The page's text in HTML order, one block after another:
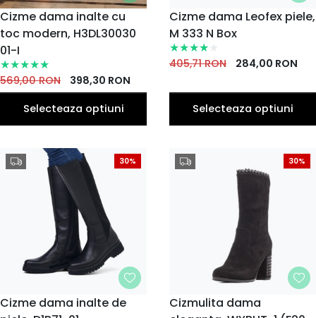
MARIME
36
EU
37
EU
38
EU
39
EU
40
EU
41
EU
Cizme dama inalte cu
toc modern, H3DL30030
01-I
569,00RON 398,30 RON
Selecteaza optiuni
MARIME
35
EU
36
EU
40
EU
Cizme dama Leofex piele,
M 333 N Box
405,71RON 284,00 RON
Selecteaza optiuni
30%
MARIME
Cizme dama inalte de
30%
MARIME
Cizmulita dama